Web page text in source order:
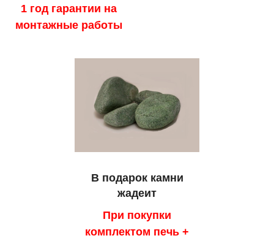
1 год гарантии на
монтажные работы
В подарок камни
жадеит
При покупки
комплектом печь +